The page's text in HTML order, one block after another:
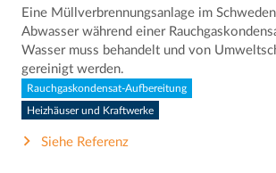
Eine Müllverbrennungsanlage im
Abwasser während einer
Wasser muss behandelt und von
gereinigt werden.
Rauchgaskondensat-Aufbereitung
Heizhäuser und Kraftwerke
Siehe Referenz